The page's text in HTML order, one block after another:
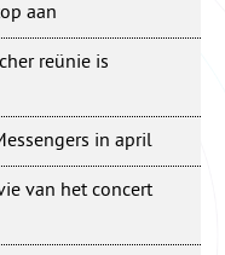
aan
reünie is
in april
van het concert